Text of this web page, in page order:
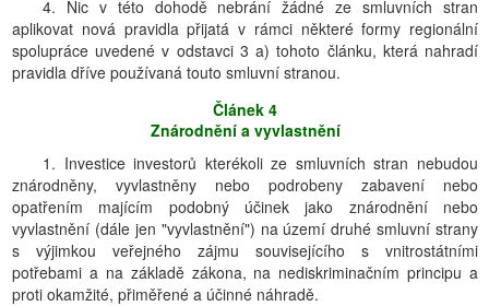
4. Nic v této dohodě nebrání žádné ze smluvních stran
aplikovat nová pravidla přijatá v rámci některé formy regionální
spolupráce uvedené v odstavci 3 a) tohoto článku, která nahradí
pravidla dříve používaná touto smluvní stranou.
Článek 4
Znárodnění a vyvlastnění
1. Investice investorů kterékoli ze smluvních stran nebudou
znárodněny, vyvlastněny nebo podrobeny zabavení nebo
opatřením majícím podobný účinek jako znárodnění nebo
vyvlastnění (dále jen "vyvlastnění") na území druhé smluvní strany
s výjimkou veřejného zájmu souvisejícího s vnitrostátními
potřebami a na základě zákona, na nediskriminačním principu a
proti okamžité, přiměřené a účinné náhradě.